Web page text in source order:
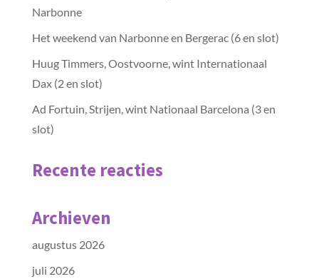
Narbonne
Het weekend van Narbonne en Bergerac (6 en slot)
Huug Timmers, Oostvoorne, wint Internationaal
Dax (2 en slot)
Ad Fortuin, Strijen, wint Nationaal Barcelona (3 en
slot)
Recente reacties
Archieven
augustus 2026
juli 2026